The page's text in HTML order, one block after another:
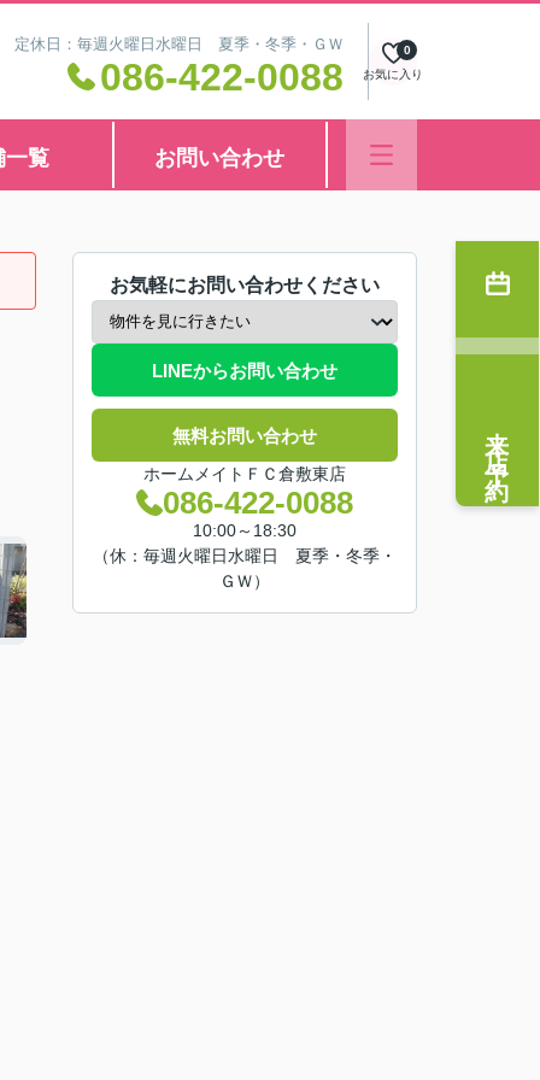
定休日：毎週火曜日水曜日 夏季・冬季・ＧＷ
086-422-0088 お気に入り
0
一覧 お問い合わせ
お気軽にお問い合わせください
LINEからお問い合わせ
無料お問い合わせ
ホームメイトＦＣ倉敷東店
086-422-0088
10:00～18:30
（休：毎週火曜日水曜日 夏季・冬季・
ＧＷ）
来店予約